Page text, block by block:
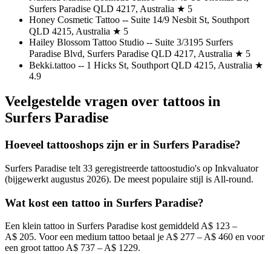
Surfers Paradise QLD 4217, Australia ★ 5
Honey Cosmetic Tattoo -- Suite 14/9 Nesbit St, Southport
QLD 4215, Australia ★ 5
Hailey Blossom Tattoo Studio -- Suite 3/3195 Surfers
Paradise Blvd, Surfers Paradise QLD 4217, Australia ★ 5
Bekki.tattoo -- 1 Hicks St, Southport QLD 4215, Australia ★
4.9
Veelgestelde vragen over tattoos in
Surfers Paradise
Hoeveel tattooshops zijn er in Surfers Paradise?
Surfers Paradise telt 33 geregistreerde tattoostudio's op Inkvaluator
(bijgewerkt augustus 2026). De meest populaire stijl is All-round.
Wat kost een tattoo in Surfers Paradise?
Een klein tattoo in Surfers Paradise kost gemiddeld A$ 123 –
A$ 205. Voor een medium tattoo betaal je A$ 277 – A$ 460 en voor
een groot tattoo A$ 737 – A$ 1229.